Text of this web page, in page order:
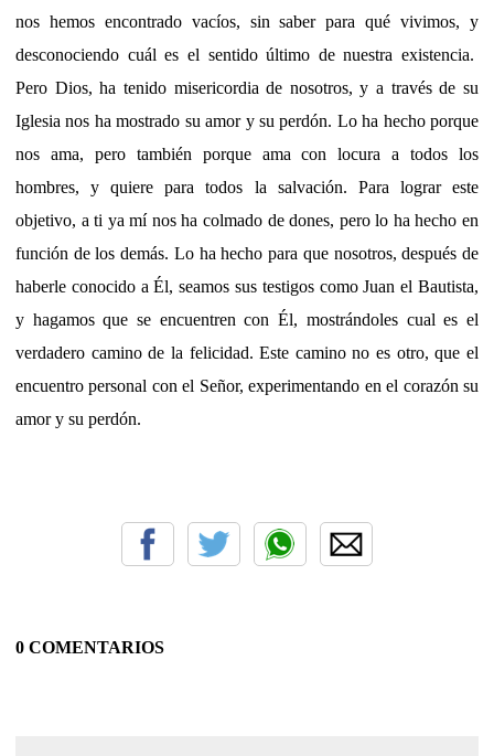
nos hemos encontrado vacíos, sin saber para qué vivimos, y
desconociendo cuál es el sentido último de nuestra existencia.
Pero Dios, ha tenido misericordia de nosotros, y a través de su
Iglesia nos ha mostrado su amor y su perdón. Lo ha hecho porque
nos ama, pero también porque ama con locura a todos los
hombres, y quiere para todos la salvación. Para lograr este
objetivo, a ti ya mí nos ha colmado de dones, pero lo ha hecho en
función de los demás. Lo ha hecho para que nosotros, después de
haberle conocido a Él, seamos sus testigos como Juan el Bautista,
y hagamos que se encuentren con Él, mostrándoles cual es el
verdadero camino de la felicidad. Este camino no es otro, que el
encuentro personal con el Señor, experimentando en el corazón su
amor y su perdón.
0 COMENTARIOS